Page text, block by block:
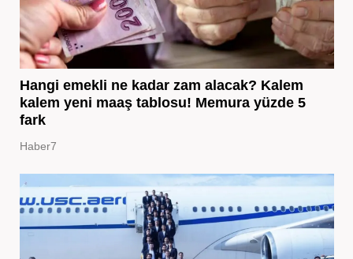
Hangi emekli ne kadar zam alacak? Kalem
kalem yeni maaş tablosu! Memura yüzde 5
fark
Haber7